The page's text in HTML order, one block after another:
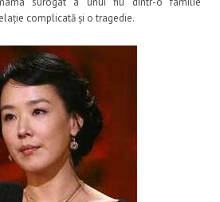
complicată și o tragedie.